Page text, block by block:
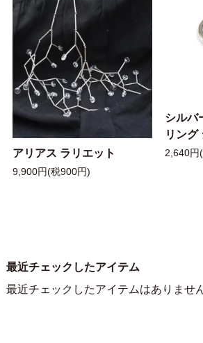
アリアス ラリエット
9,900円(税900円)
シルバ
リング
2,640円
最近チェックしたアイテム
最近チェックしたアイテムはありません